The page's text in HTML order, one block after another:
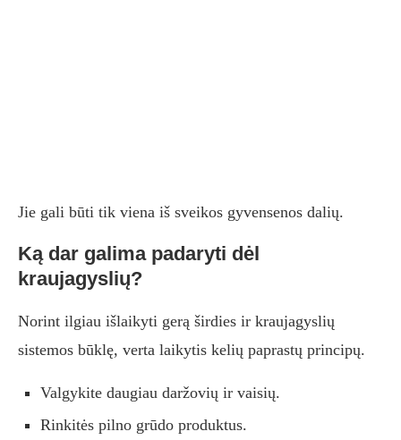
Jie gali būti tik viena iš sveikos gyvensenos dalių.
Ką dar galima padaryti dėl
kraujagyslių?
Norint ilgiau išlaikyti gerą širdies ir kraujagyslių
sistemos būklę, verta laikytis kelių paprastų principų.
Valgykite daugiau daržovių ir vaisių.
Rinkitės pilno grūdo produktus.